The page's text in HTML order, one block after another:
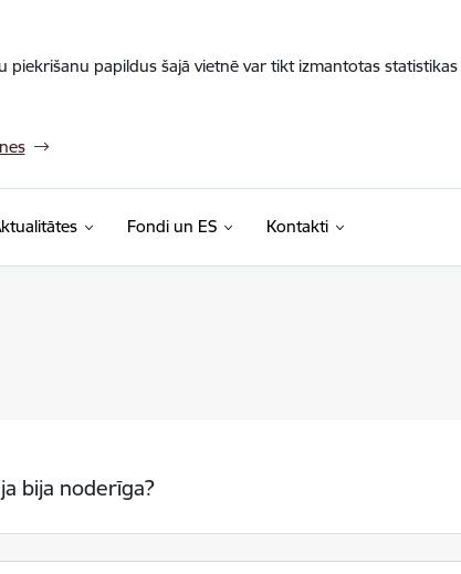
papildus šajā vietnē var tikt izmantotas
Fondi un ES Kontakti
bija noderīga?